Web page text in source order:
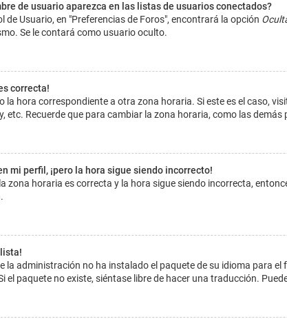
de usuario aparezca en las listas de usuarios conectados?
de Usuario, en "Preferencias de Foros", encontrará la opción
Se le contará como usuario oculto.
correcta!
la hora correspondiente a otra zona horaria. Si este es el caso,
etc. Recuerde que para cambiar la zona horaria, como las
mi perfil, ¡pero la hora sigue siendo incorrecto!
zona horaria es correcta y la hora sigue siendo incorrecta,
la administración no ha instalado el paquete de su idioma para
el paquete no existe, siéntase libre de hacer una traducción.